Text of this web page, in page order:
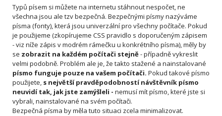
Typů písem si můžete na internetu stáhnout nespočet, ne
všechna jsou ale tzv bezpečná. Bezpečnými písmy nazýváme
písma (fonty), která jsou univerzální pro všechny počítače. Pokud
je použijeme (zkopírujeme CSS pravidlo s doporučeným zápisem
- viz níže zápis v modrém rámečku u konkrétního písma), měly by
se zobrazit na každém počítači stejně- případně vykreslit
velmi podobně. Problém ale je, že takto stažené a nainstalované
písmo funguje pouze na vašem počítači. Pokud takové písmo
použijete, s největší pravděpodobností návštěvník písmo
neuvidí tak, jak jste zamýšleli - nemusí mít písmo, které jste si
vybrali, nainstalované na svém počítači.
Bezpečná písma by měla tuto situaci zcela minimalizovat.